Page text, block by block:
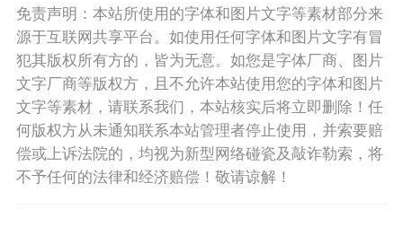
免责声明：本站所使用的字体和图片文字等素材部分来
源于互联网共享平台。如使用任何字体和图片文字有冒
犯其版权所有方的，皆为无意。如您是字体厂商、图片
文字厂商等版权方，且不允许本站使用您的字体和图片
文字等素材，请联系我们，本站核实后将立即删除！任
何版权方从未通知联系本站管理者停止使用，并索要赔
偿或上诉法院的，均视为新型网络碰瓷及敲诈勒索，将
不予任何的法律和经济赔偿！敬请谅解！